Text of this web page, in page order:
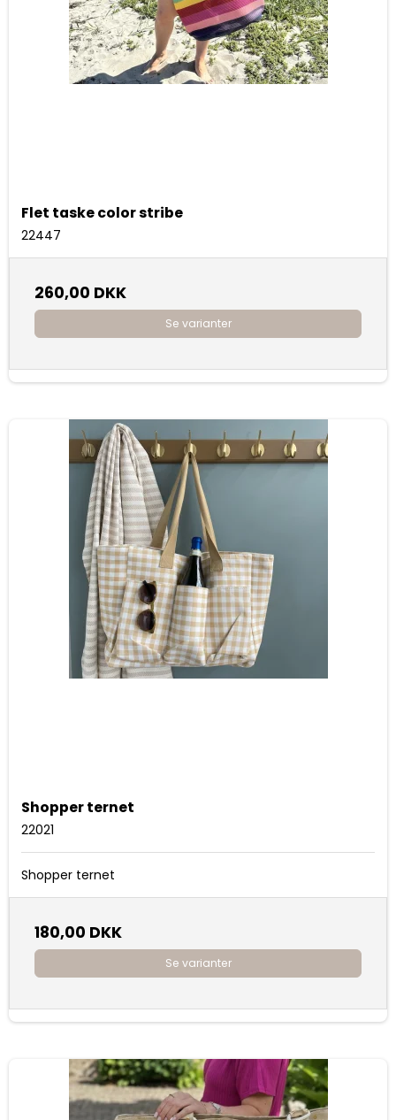
Flet taske color stribe
22447
260,00 DKK
Se varianter
Shopper ternet
22021
Shopper ternet
180,00 DKK
Se varianter